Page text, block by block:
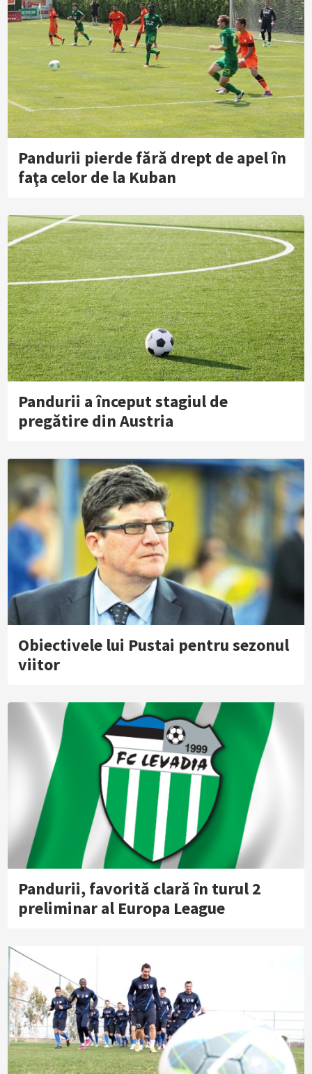
Pandurii pierde fără drept de apel în
faţa celor de la Kuban
Pandurii a început stagiul de
pregătire din Austria
Obiectivele lui Pustai pentru sezonul
viitor
Pandurii, favorită clară în turul 2
preliminar al Europa League